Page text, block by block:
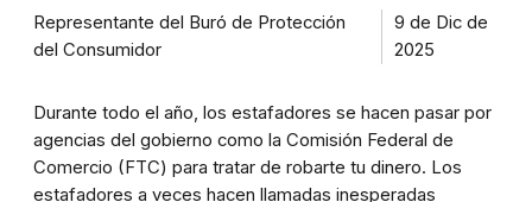
Representante del Buró de Protección
del Consumidor
9 de Dic de
2025
Durante todo el año, los estafadores se hacen pasar por
agencias del gobierno como la Comisión Federal de
Comercio (FTC) para tratar de robarte tu dinero. Los
estafadores a veces hacen llamadas inesperadas